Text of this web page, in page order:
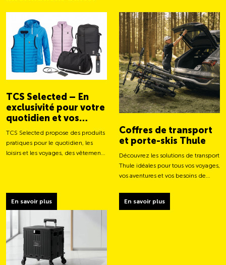
TCS Selected – En
exclusivité pour votre
quotidien et vos
aventures
TCS Selected propose des produits
pratiques pour le quotidien, les
loisirs et les voyages, des vêtements
En savoir plus
Coffres de transport
et porte-skis Thule
Découvrez les solutions de transport
Thule idéales pour tous vos voyages,
vos aventures et vos besoins de
En savoir plus